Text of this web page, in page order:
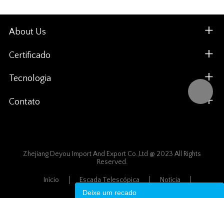
About Us
Certificado
Tecnologia
Contato
Zhejiang Deyou Import And Export Co.,Ltd @ 2023 All Rights
Reserved.
Início Escada Telescópica
Notícia
Mapa Do Site
Deixe um recado